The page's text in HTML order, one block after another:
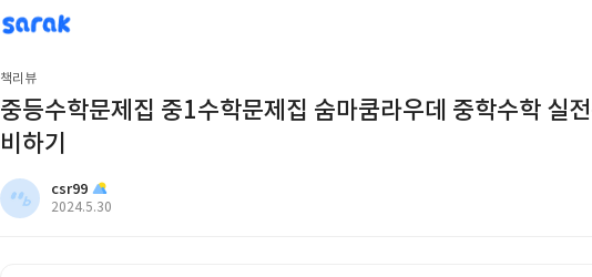
sarak
csr99
책리뷰
중등수학문제집 중1수학문제집 숨마쿰라우데 중학수학 실
비하기
csr99
작
2024.5.30